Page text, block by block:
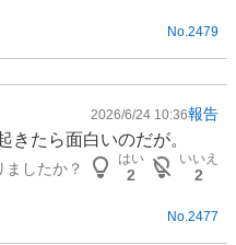
No. 2479
2026/6/24 10:36報告
きたら面白いのだが。
したか？
はい
2
いいえ
2
No.2477